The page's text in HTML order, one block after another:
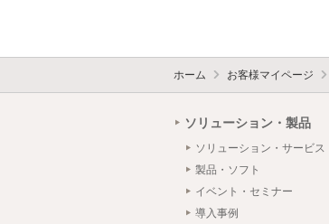
ホーム お客様マイページ
ソリューション・製品
ソリューション・サービス
製品・ソフト
イベント・セミナー
導入事例